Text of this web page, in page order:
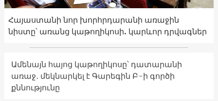
Հայաստանի նոր խորհրդարանի առաջին
նիստը՝ առանց կաթողիկոսի. կարևոր դրվագներ
Ամենայն հայոց կաթողիկոսը՝ դատարանի
առաջ․ մեկնարկել է Գարեգին Բ-ի գործի
քննությունը